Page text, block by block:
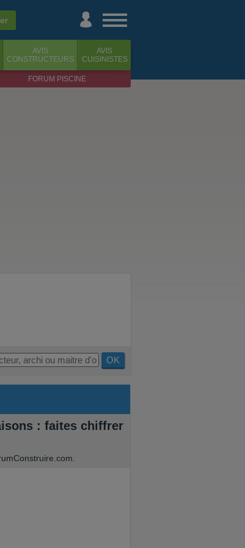
AVIS
CONSTRUCTEURS
AVIS
CUISINISTES
FORUM PISCINE
OK
: faites chiffrer